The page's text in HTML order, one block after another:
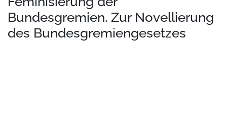
Bundesgremien. Zur Novellierung
des Bundesgremiengesetzes